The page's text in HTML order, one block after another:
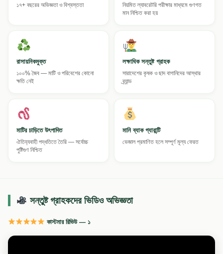
১৭+ বছরের অভিজ্ঞতা ও বিশ্বস্ততা
নিয়মিত ল্যাবরেটরি পরীক্ষার মাধ্যমে গুণগত
মান নিশ্চিত করা হয়
রাসায়নিকমুক্ত
১০০% জৈব — মাটি ও পরিবেশের কোনো
ক্ষতি নেই
লক্ষাধিক সন্তুষ্ট গ্রাহক
সারাদেশের কৃষক ও ছাদ বাগানিদের আস্থার
ব্র্যান্ড
মাটির চাড়িতে উৎপাদিত
ঐতিহ্যবাহী পদ্ধতিতে তৈরি — সর্বোচ্চ
পুষ্টিগুণ নিশ্চিত
মানি ব্যাক গ্যারান্টি
ভেজাল প্রমাণিত হলে সম্পূর্ণ মূল্য ফেরত
সন্তুষ্ট গ্রাহকদের ভিডিও অভিজ্ঞতা
কাস্টমার রিভিউ — ১